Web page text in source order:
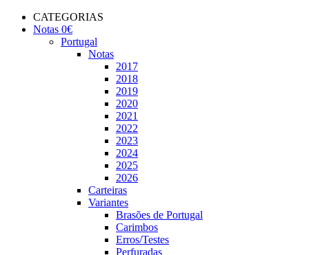
CATEGORIAS
Notas 0€
Portugal
Notas
2017
2018
2019
2020
2021
2022
2023
2024
2025
2026
Carteiras
Variantes
Brasões de Portugal
Carimbos
Erros/Testes
Perfuradas